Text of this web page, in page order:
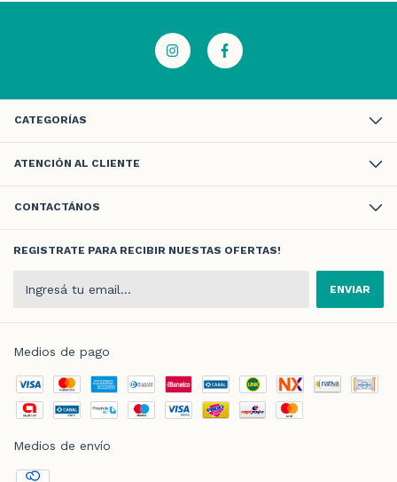
CATEGORÍAS
ATENCIÓN AL CLIENTE
CONTACTÁNOS
REGISTRATE PARA RECIBIR NUESTAS OFERTAS!
Medios de pago
Medios de envío